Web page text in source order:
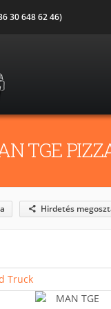
30 648 62 46)
TGE
Hirdetés